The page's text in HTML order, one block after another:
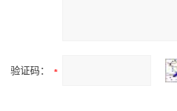
验证码：